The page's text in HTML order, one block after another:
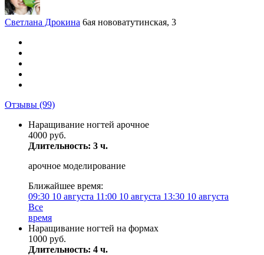
Светлана Дрокина 6ая нововатутинская, 3
Отзывы (99)
Наращивание ногтей арочное
4000 руб.
Длительность: 3 ч.
арочное моделирование
Ближайшее время:
09:30 10 августа 11:00 10 августа 13:30 10 августа
Все
время
Наращивание ногтей на формах
1000 руб.
Длительность: 4 ч.